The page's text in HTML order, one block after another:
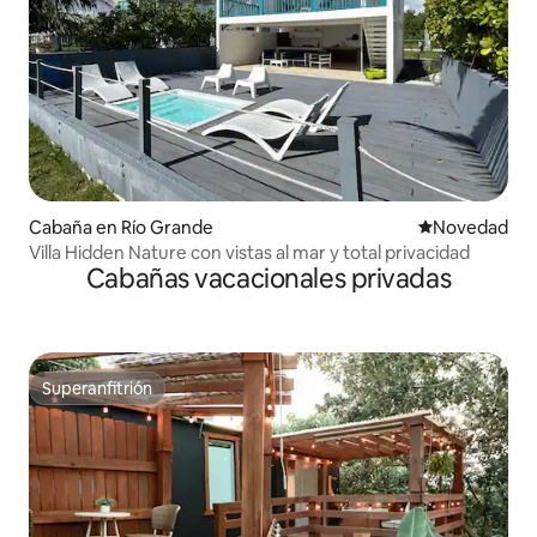
Cabaña en Río Grande Lugar para
Novedad
Villa Hidden Nature con vistas al mar y total privacidad
Cabañas vacacionales privadas
Superanfitrión
Superanfitrión